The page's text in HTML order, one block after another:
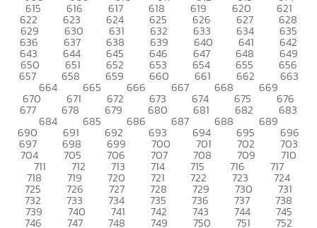
615 616 617 618 619 620 621
622 623 624 625 626 627 628
629 630 631 632 633 634 635
636 637 638 639 640 641 642
643 644 645 646 647 648 649
650 651 652 653 654 655 656
657 658 659 660 661 662 663
664 665 666 667 668 669
670 671 672 673 674 675 676
677 678 679 680 681 682 683
684 685 686 687 688 689
690 691 692 693 694 695 696
697 698 699 700 701 702 703
704 705 706 707 708 709 710
711 712 713 714 715 716 717
718 719 720 721 722 723 724
725 726 727 728 729 730 731
732 733 734 735 736 737 738
739 740 741 742 743 744 745
746 747 748 749 750 751 752